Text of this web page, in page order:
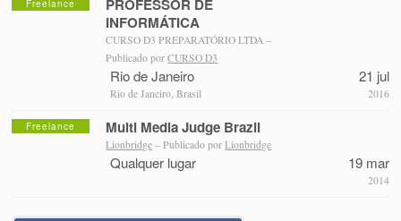
Freelance
PROFESSOR DE
INFORMÁTICA
CURSO D3 PREPARATÓRIO LTDA –
Publicado porCURSO D3
Rio de Janeiro
Rio de Janeiro, Brasil
21 jul
2016
Freelance Multi Media Judge Brazil
Lionbridge – Publicado porLionbridge
Qualquer lugar 19 mar
2014